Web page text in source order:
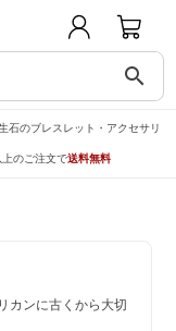
search
石のブレスレット・アクセサリ
のご注文で送料無料
カンに古くから大切